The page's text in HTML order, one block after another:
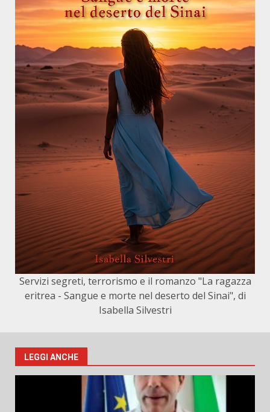
Servizi segreti, terrorismo e il romanzo "La ragazza
eritrea - Sangue e morte nel deserto del Sinai", di
Isabella Silvestri
LEGGI ANCHE